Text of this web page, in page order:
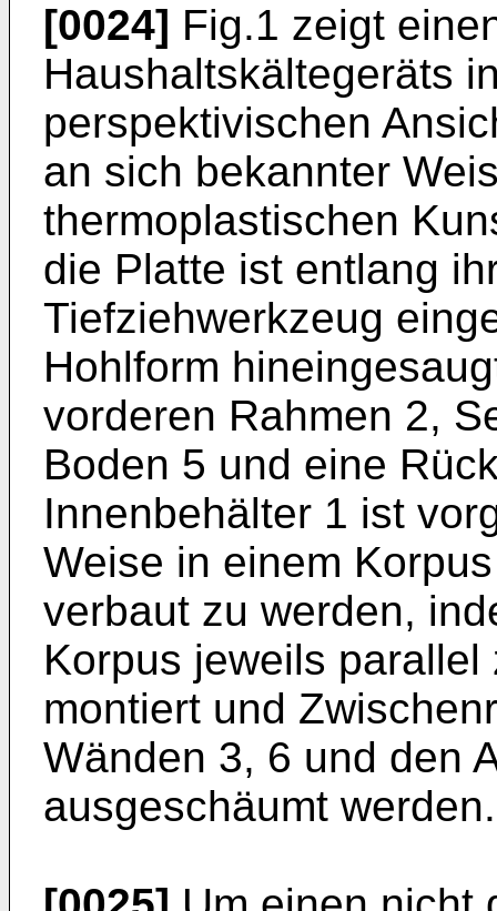
[0024] Fig.1 zeigt
Haushaltskältegeräts
perspektivischen
an sich bekannter
thermoplastischen
die Platte ist entlang
Tiefziehwerkzeug
Hohlform
vorderen Rahmen 2,
Boden 5 und eine
Innenbehälter 1 ist
Weise in einem
verbaut zu werden,
Korpus jeweils
montiert und
Wänden 3, 6 und den
ausgeschäumt werden.